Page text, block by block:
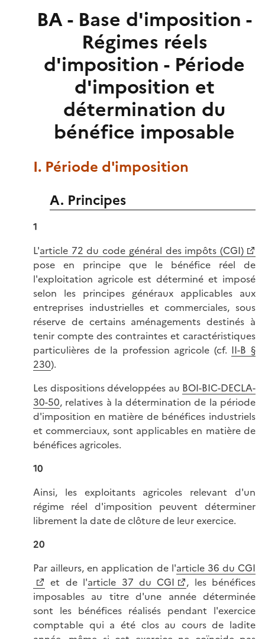
BA - Base d'imposition -
Régimes réels
d'imposition - Période
d'imposition et
détermination du
bénéfice imposable
I. Période d'imposition
A. Principes
1
L'article 72 du code général des impôts (CGI)
pose en principe que le bénéfice réel de
l'exploitation agricole est déterminé et imposé
selon les principes généraux applicables aux
entreprises industrielles et commerciales, sous
réserve de certains aménagements destinés à
tenir compte des contraintes et caractéristiques
particulières de la profession agricole (cf. II-B §
230).
Les dispositions développées au BOI-BIC-DECLA-
30-50, relatives à la détermination de la période
d'imposition en matière de bénéfices industriels
et commerciaux, sont applicables en matière de
bénéfices agricoles.
10
Ainsi, les exploitants agricoles relevant d'un
régime réel d'imposition peuvent déterminer
librement la date de clôture de leur exercice.
20
Par ailleurs, en application de l'article 36 du CGI
et de l'article 37 du CGI
, les bénéfices
imposables au titre d'une année déterminée
sont les bénéfices réalisés pendant l'exercice
comptable qui a été clos au cours de ladite